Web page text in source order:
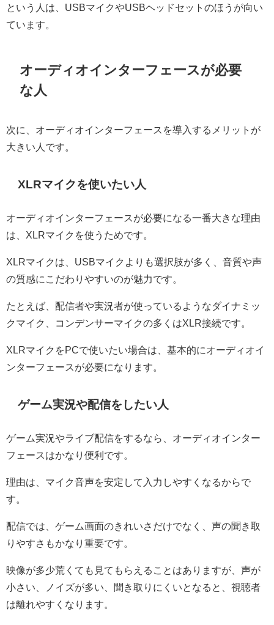
という人は、USBマイクやUSBヘッドセットのほうが向い
ています。
オーディオインターフェースが必要
な人
次に、オーディオインターフェースを導入するメリットが
大きい人です。
XLRマイクを使いたい人
オーディオインターフェースが必要になる一番大きな理由
は、XLRマイクを使うためです。
XLRマイクは、USBマイクよりも選択肢が多く、音質や声
の質感にこだわりやすいのが魅力です。
たとえば、配信者や実況者が使っているようなダイナミッ
クマイク、コンデンサーマイクの多くはXLR接続です。
XLRマイクをPCで使いたい場合は、基本的にオーディオイ
ンターフェースが必要になります。
ゲーム実況や配信をしたい人
ゲーム実況やライブ配信をするなら、オーディオインター
フェースはかなり便利です。
理由は、マイク音声を安定して入力しやすくなるからで
す。
配信では、ゲーム画面のきれいさだけでなく、声の聞き取
りやすさもかなり重要です。
映像が多少荒くても見てもらえることはありますが、声が
小さい、ノイズが多い、聞き取りにくいとなると、視聴者
は離れやすくなります。